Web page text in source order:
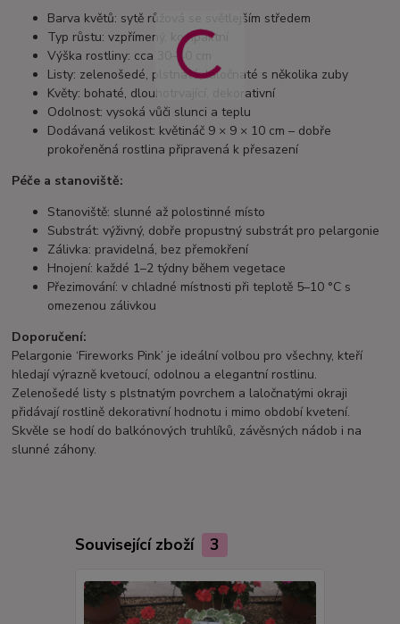
Barva květů: sytě růžová se světlejším středem
Typ růstu: vzpřímený, kompaktní
Výška rostliny: cca 30–40 cm
Listy: zelenošedé, plstnaté, laločnaté s několika zuby
Květy: bohaté, dlouhotrvající, dekorativní
Odolnost: vysoká vůči slunci a teplu
Dodávaná velikost: květináč 9 × 9 × 10 cm – dobře
prokořeněná rostlina připravená k přesazení
Péče a stanoviště:
Stanoviště: slunné až polostinné místo
Substrát: výživný, dobře propustný substrát pro pelargonie
Zálivka: pravidelná, bez přemokření
Hnojení: každé 1–2 týdny během vegetace
Přezimování: v chladné místnosti při teplotě 5–10 °C s
omezenou zálivkou
Doporučení:
Pelargonie ‘Fireworks Pink’ je ideální volbou pro všechny, kteří
hledají výrazně kvetoucí, odolnou a elegantní rostlinu.
Zelenošedé listy s plstnatým povrchem a laločnatými okraji
přidávají rostlině dekorativní hodnotu i mimo období kvetení.
Skvěle se hodí do balkónových truhlíků, závěsných nádob i na
slunné záhony.
Související zboží 3